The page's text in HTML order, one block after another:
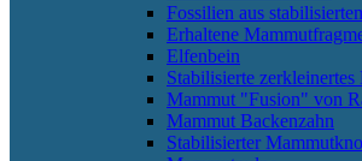
Fossilien aus
Erhaltene
Elfenbein
Stabilisierte zerkleinertes
Mammut "Fusion" von
Mammut Backenzahn
Stabilisierter